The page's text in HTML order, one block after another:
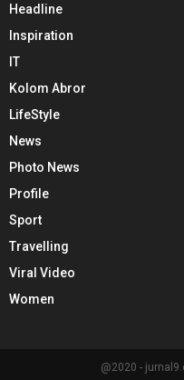
Headline
Inspiration
IT
Kolom Abror
LifeStyle
News
Photo News
Profile
Sport
Travelling
Viral Video
Women
@2020 -